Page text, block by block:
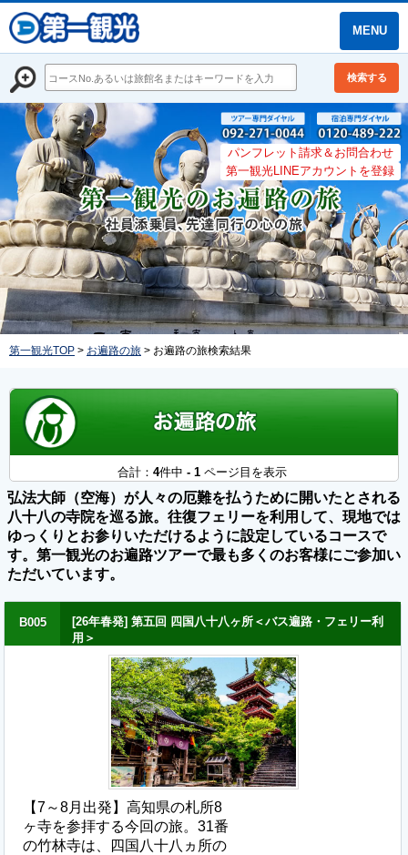
MENU
検索する
パンフレット請求＆お問合わせ
第一観光LINEアカウントを登録
第一観光TOP > お遍路の旅 > お遍路の旅検索結果
合計： 4件中 - 1 ページ目を表示
弘法大師（空海）が人々の厄難を払うために開いたとされる
八十八の寺院を巡る旅。往復フェリーを利用して、現地では
ゆっくりとお参りいただけるように設定しているコースで
す。第一観光のお遍路ツアーで最も多くのお客様にご参加い
ただいています。
B005
[26年春発] 第五回 四国八十八ヶ所＜バス遍路・フェリー利
用＞
【7～8月出発】高知県の札所8
ヶ寺を参拝する今回の旅。31番
の竹林寺は、四国八十八ヵ所の